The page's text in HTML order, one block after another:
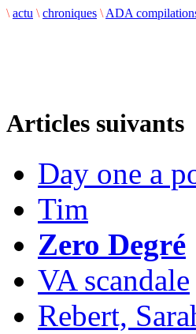
\ actu \ chroniques \ ADA
Articles suivants
Day one a
Tim
Zero Degré
VA scandale
Rebert,